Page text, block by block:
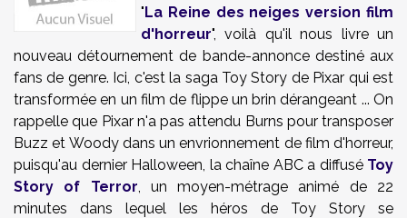
"La Reine des neiges version film
d'horreur", voilà qu'il nous livre un
nouveau détournement de bande-annonce destiné aux
fans de genre. Ici, c'est la saga Toy Story de Pixar qui est
transformée en un film de flippe un brin dérangeant ... On
rappelle que Pixar n'a pas attendu Burns pour transposer
Buzz et Woody dans un envrionnement de film d'horreur,
puisqu'au dernier Halloween, la chaîne ABC a diffusé Toy
Story of Terror, un moyen-métrage animé de 22
minutes dans lequel les héros de Toy Story se